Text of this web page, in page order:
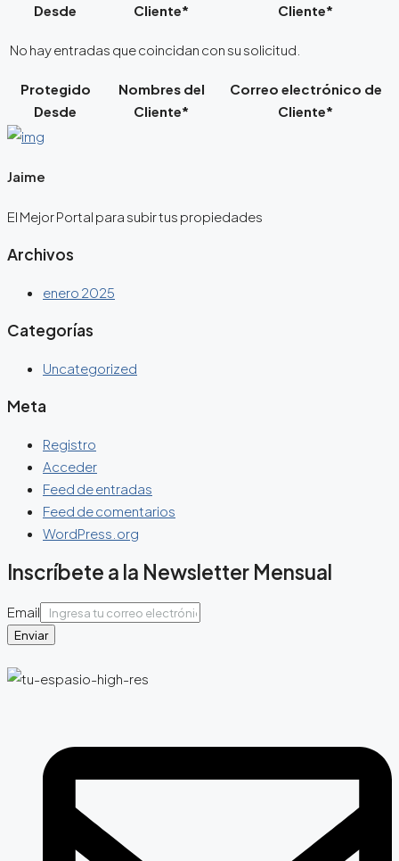
Desde
Cliente*
Cliente*
No hay entradas que coincidan con su solicitud.
Protegido
Desde
Nombres del
Cliente*
Correo electrónico de
Cliente*
Jaime
El Mejor Portal para subir tus propiedades
Archivos
enero 2025
Categorías
Uncategorized
Meta
Registro
Acceder
Feed de entradas
Feed de comentarios
WordPress.org
Inscríbete a la Newsletter Mensual
Email
Enviar